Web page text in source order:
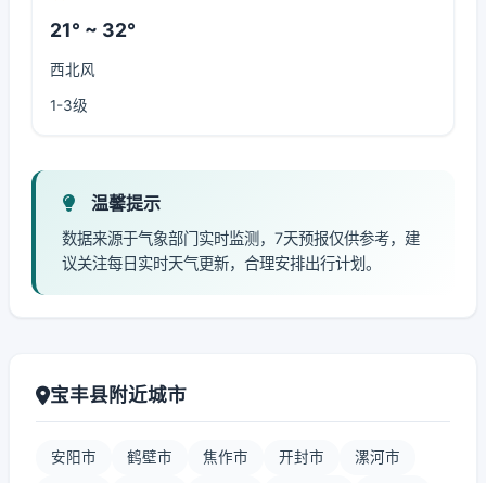
21° ~ 32°
西北风
1-3级
温馨提示
数据来源于气象部门实时监测，7天预报仅供参考，建
议关注每日实时天气更新，合理安排出行计划。
宝丰县附近城市
安阳市 鹤壁市 焦作市 开封市 漯河市